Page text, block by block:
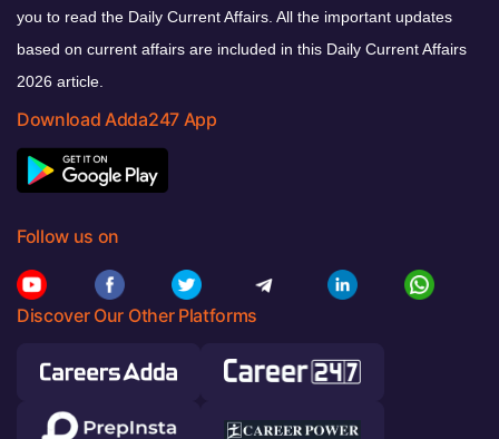
you to read the Daily Current Affairs. All the important updates
based on current affairs are included in this Daily Current Affairs
2026 article.
Download Adda247 App
Follow us on
Discover Our Other Platforms